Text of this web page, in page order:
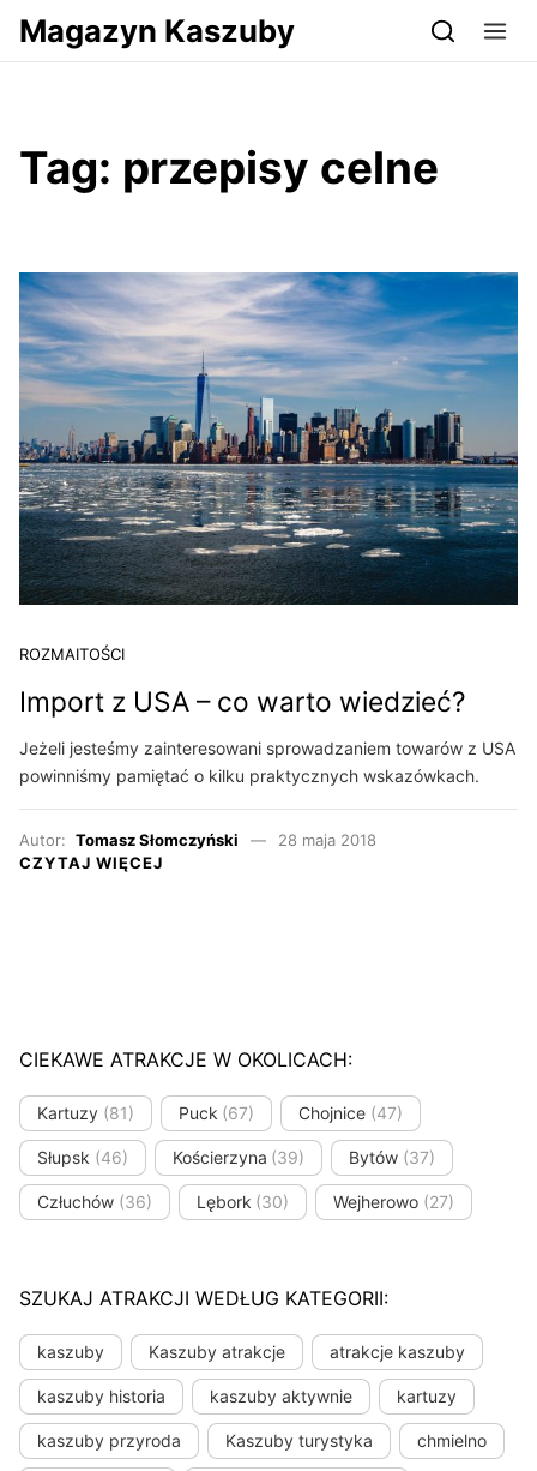
Przejdź do serwisu magazynkaszuby.pl
Magazyn Kaszuby
Tag: przepisy celne
ROZMAITOŚCI
Import z USA – co warto wiedzieć?
Jeżeli jesteśmy zainteresowani sprowadzaniem towarów z USA
powinniśmy pamiętać o kilku praktycznych wskazówkach.
Autor: Tomasz Słomczyński
28 maja 2018
CZYTAJ WIĘCEJ
CIEKAWE ATRAKCJE W OKOLICACH:
Kartuzy (81) Puck (67) Chojnice (47)
Słupsk (46) Kościerzyna (39) Bytów (37)
Człuchów (36) Lębork (30) Wejherowo (27)
SZUKAJ ATRAKCJI WEDŁUG KATEGORII:
kaszuby Kaszuby atrakcje atrakcje kaszuby
kaszuby historia kaszuby aktywnie kartuzy
kaszuby przyroda Kaszuby turystyka chmielno